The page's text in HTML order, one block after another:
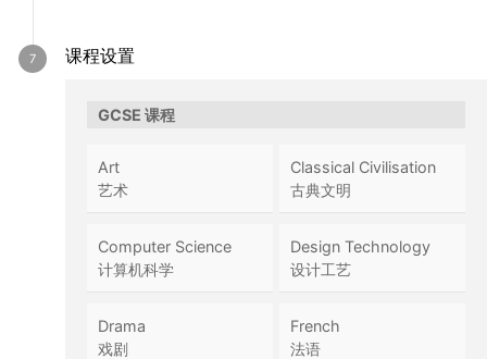
课程设置
GCSE 课程
Art
艺术
Classical Civilisation
古典文明
Computer Science
计算机科学
Design Technology
设计工艺
Drama
戏剧
French
法语